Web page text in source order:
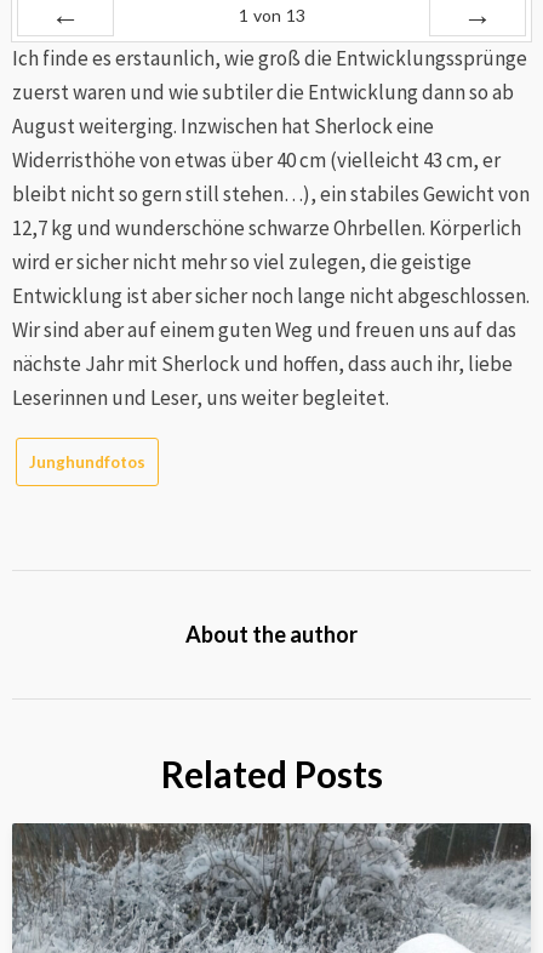
Zurück
1 von 13
Vor
Ich finde es erstaunlich, wie groß die Entwicklungssprünge
zuerst waren und wie subtiler die Entwicklung dann so ab
August weiterging. Inzwischen hat Sherlock eine
Widerristhöhe von etwas über 40 cm (vielleicht 43 cm, er
bleibt nicht so gern still stehen…), ein stabiles Gewicht von
12,7 kg und wunderschöne schwarze Ohrbellen. Körperlich
wird er sicher nicht mehr so viel zulegen, die geistige
Entwicklung ist aber sicher noch lange nicht abgeschlossen.
Wir sind aber auf einem guten Weg und freuen uns auf das
nächste Jahr mit Sherlock und hoffen, dass auch ihr, liebe
Leserinnen und Leser, uns weiter begleitet.
Junghundfotos
About the author
Related Posts